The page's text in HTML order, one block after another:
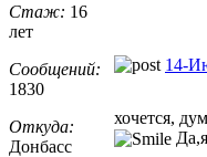
Стаж: 16
лет
Сообщений:
1830
Откуда:
Донбасс
14-
хочется,